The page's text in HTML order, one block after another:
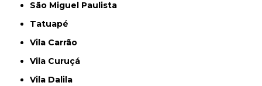
São Miguel Paulista
Tatuapé
Vila Carrão
Vila Curuçá
Vila Dalila